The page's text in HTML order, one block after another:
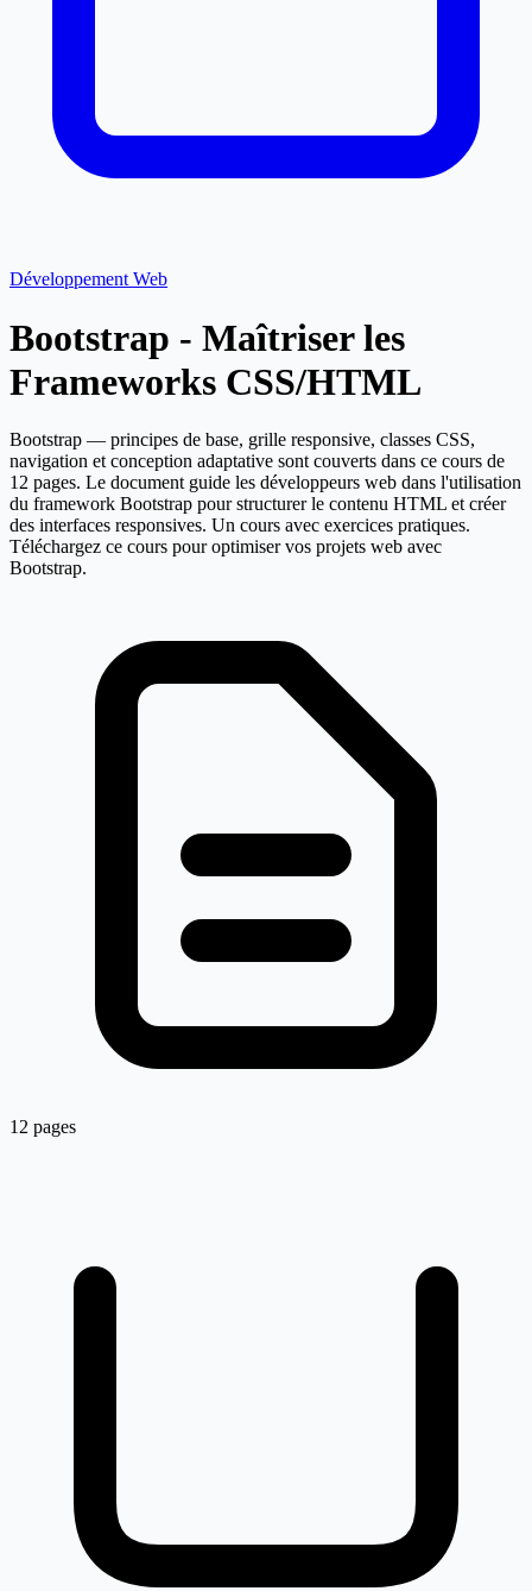
Développement Web
Bootstrap - Maîtriser les
Frameworks CSS/HTML
Bootstrap — principes de base, grille responsive, classes CSS,
navigation et conception adaptative sont couverts dans ce cours de
12 pages. Le document guide les développeurs web dans l'utilisation
du framework Bootstrap pour structurer le contenu HTML et créer
des interfaces responsives. Un cours avec exercices pratiques.
Téléchargez ce cours pour optimiser vos projets web avec
Bootstrap.
12 pages